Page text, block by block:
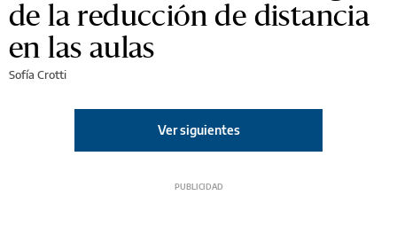
La importancia del uso
correcto del barbijo y una
ventilación adecuada luego